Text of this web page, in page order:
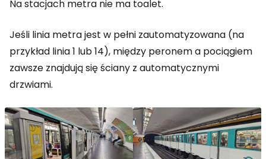
Na stacjach metra nie ma toalet.
Jeśli linia metra jest w pełni zautomatyzowana (na
przykład linia 1 lub 14), między peronem a pociągiem
zawsze znajdują się ściany z automatycznymi
drzwiami.